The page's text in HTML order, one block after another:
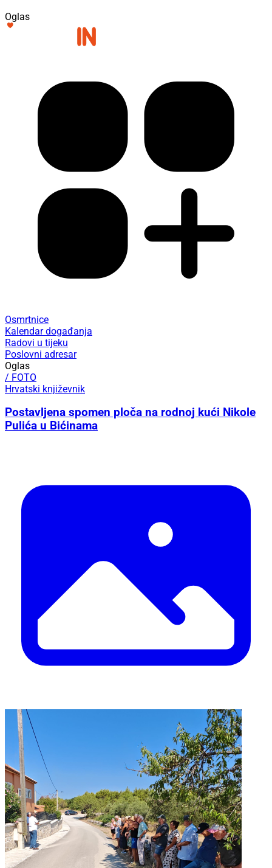
Oglas
Osmrtnice
Kalendar događanja
Radovi u tijeku
Poslovni adresar
Oglas
/ FOTO
Hrvatski književnik
Postavljena spomen ploča na rodnoj kući Nikole
Pulića u Bićinama